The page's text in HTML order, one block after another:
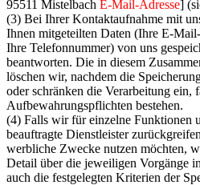
95511 Mistelbach E-Mail-Adresse]
(3) Bei Ihrer Kontaktaufnahme mit
Ihnen mitgeteilten Daten (Ihre E-
Ihre Telefonnummer) von uns
beantworten. Die in diesem
löschen wir, nachdem die
oder schränken die Verarbeitung ein,
Aufbewahrungspflichten bestehen.
(4) Falls wir für einzelne Funktionen
beauftragte Dienstleister
werbliche Zwecke nutzen möchten,
Detail über die jeweiligen Vorgänge
auch die festgelegten Kriterien der